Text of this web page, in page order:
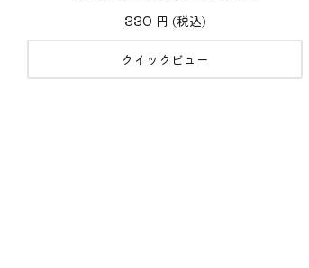
330 円 (税込)
クイックビュー